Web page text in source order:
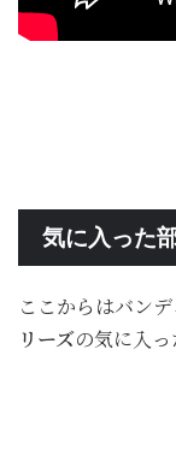
気に入った
ここからはバン
リーズの気に入